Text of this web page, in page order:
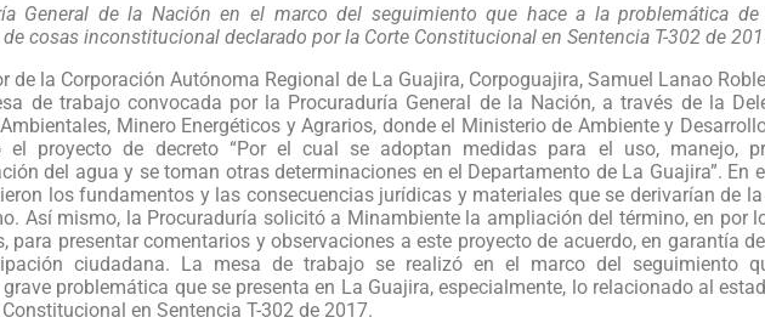
General de la Nación en el marco del seguimiento que hace a la problemática de
cosas inconstitucional declarado por la Corte Constitucional en Sentencia T-302 de
de la Corporación Autónoma Regional de La Guajira, Corpoguajira, Samuel Lanao
de trabajo convocada por la Procuraduría General de la Nación, a través de la
Minero Energéticos y Agrarios, donde el Ministerio de Ambiente y
el proyecto de decreto “Por el cual se adoptan medidas para el uso, manejo,
del agua y se toman otras determinaciones en el Departamento de La Guajira”. En
los fundamentos y las consecuencias jurídicas y materiales que se derivarían de
Así mismo, la Procuraduría solicitó a Minambiente la ampliación del término, en por
para presentar comentarios y observaciones a este proyecto de acuerdo, en garantía
ciudadana. La mesa de trabajo se realizó en el marco del seguimiento
problemática que se presenta en La Guajira, especialmente, lo relacionado al
en Sentencia T-302 de 2017.